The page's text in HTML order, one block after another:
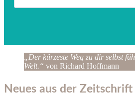
„Der kürzeste Weg zu dir selbst
Welt.“ von Richard Hoffmann
Neues aus der Zeitschrift